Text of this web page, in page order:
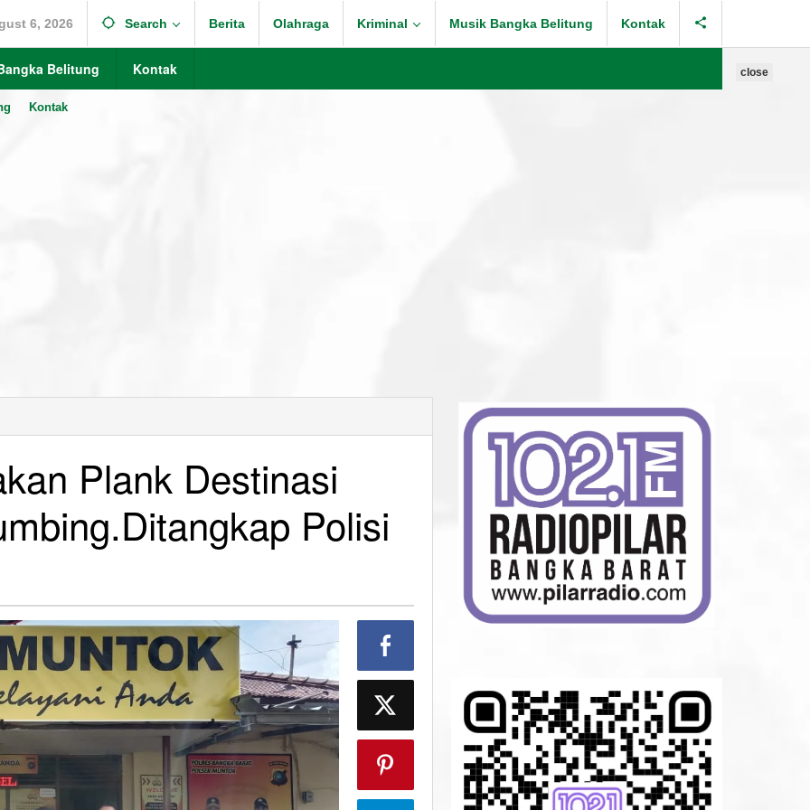
6, 2026 Search Berita Olahraga Kriminal Musik Bangka Belitung Kontak
Belitung Kontak
Kontak
close
Plank Destinasi
Polisi